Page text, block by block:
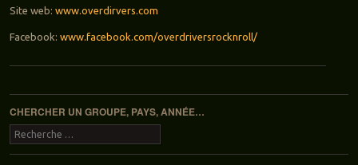
Site web: www.overdirvers.com
Facebook: www.facebook.com/overdriversrocknroll/
Navigation des articles
CHERCHER UN GROUPE, PAYS, ANNÉE…
Recherche